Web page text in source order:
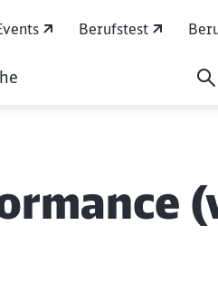
Berufstest